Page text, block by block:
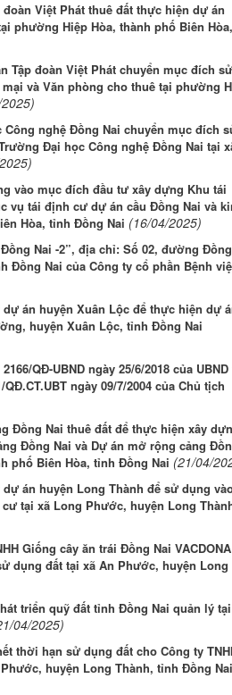
Việt Phát thuê đất thực hiện dự án
phường Hiệp Hòa, thành phố Biên Hòa,
Tập đoàn Việt Phát chuyển mục đích sử
và Văn phòng cho thuê tại phường
nghệ Đồng Nai chuyển mục đích
Đại học Công nghệ Đồng Nai tại
vào mục đích đầu tư xây dựng Khu tái
vụ tái định cư dự án cầu Đồng Nai và
Hòa, tỉnh Đồng Nai (16/04/2025)
Nai -2”, địa chỉ: Số 02, đường Đồng
Đồng Nai của Công ty cổ phần Bệnh
án huyện Xuân Lộc để thực hiện dự
huyện Xuân Lộc, tỉnh Đồng Nai
QĐ-UBND ngày 25/6/2018 của
ngày 09/7/2004 của Chủ tịch
Đồng Nai thuê đất để thực hiện xây
Đồng Nai và Dự án mở rộng cảng
phố Biên Hòa, tỉnh Đồng Nai (21/04/
án huyện Long Thành để sử dụng
tại xã Long Phước, huyện Long
Giống cây ăn trái Đồng Nai
dụng đất tại xã An Phước, huyện Long
triển quỹ đất tỉnh Đồng Nai quản lý
04/2025)
thời hạn sử dụng đất cho Công ty
huyện Long Thành, tỉnh Đồng Nai